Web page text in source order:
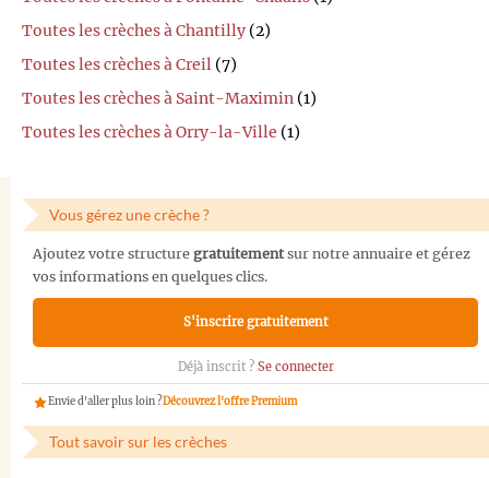
Toutes les crèches à Chantilly (2)
Toutes les crèches à Creil (7)
Toutes les crèches à Saint-Maximin (1)
Toutes les crèches à Orry-la-Ville (1)
Vous gérez une crèche ?
Ajoutez votre structure gratuitementsur notre annuaire et gérez
vos informations en quelques clics.
S'inscrire gratuitement
Déjà inscrit ? Se connecter
Envie d'aller plus loin ?Découvrez l'offre Premium
Tout savoir sur les crèches